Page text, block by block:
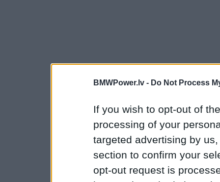
BMWPower.lv - Do Not Process
If you wish to opt-out of
processing of your
targeted advertising by
section to confirm your
opt-out request is